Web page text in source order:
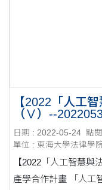
【2022「人工
（Ⅴ）--
日期 : 2022-05-24 點
單位 : 東海大學法律學
【2022「人工智慧
產學合作計畫 「人工